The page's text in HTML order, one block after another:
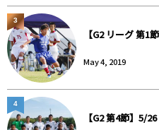
【G2 リーグ 第1
May 4, 2019
3
【G2 第4節】5/
4